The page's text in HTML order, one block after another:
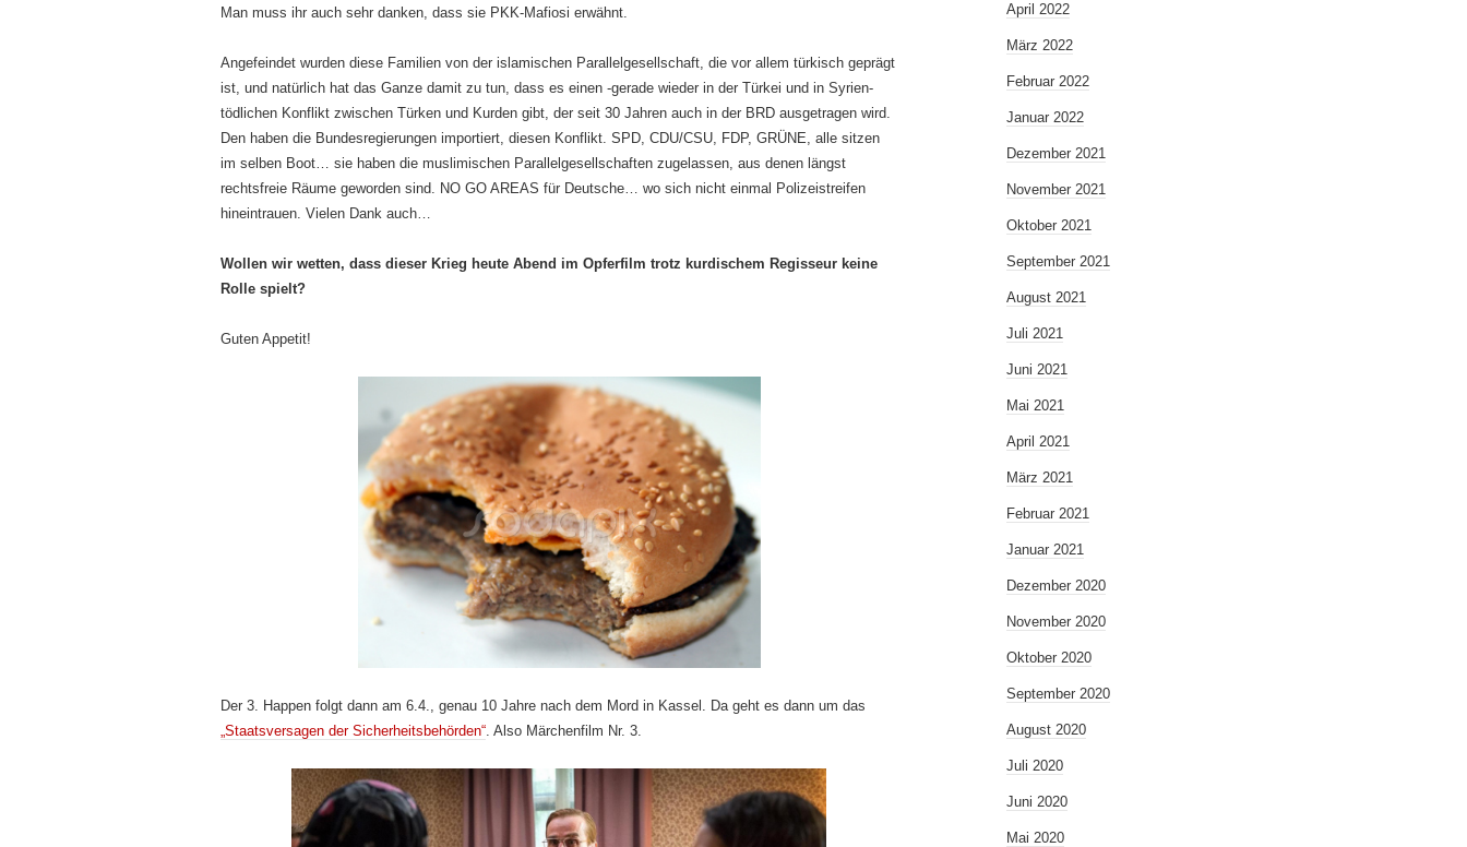
Man muss ihr auch sehr danken, dass sie PKK-Mafiosi erwähnt.
Angefeindet wurden diese Familien von der islamischen Parallelgesellschaft, die vor allem türkisch geprägt
ist, und natürlich hat das Ganze damit zu tun, dass es einen -gerade wieder in der Türkei und in Syrien-
tödlichen Konflikt zwischen Türken und Kurden gibt, der seit 30 Jahren auch in der BRD ausgetragen wird.
Den haben die Bundesregierungen importiert, diesen Konflikt. SPD, CDU/CSU, FDP, GRÜNE, alle sitzen
im selben Boot… sie haben die muslimischen Parallelgesellschaften zugelassen, aus denen längst
rechtsfreie Räume geworden sind. NO GO AREAS für Deutsche… wo sich nicht einmal Polizeistreifen
hineintrauen. Vielen Dank auch…
Wollen wir wetten, dass dieser Krieg heute Abend im Opferfilm trotz kurdischem Regisseur keine
Rolle spielt?
Guten Appetit!
Der 3. Happen folgt dann am 6.4., genau 10 Jahre nach dem Mord in Kassel. Da geht es dann um das
„Staatsversagen der Sicherheitsbehörden“. Also Märchenfilm Nr. 3.
April 2022
März 2022
Februar 2022
Januar 2022
Dezember 2021
November 2021
Oktober 2021
September 2021
August 2021
Juli 2021
Juni 2021
Mai 2021
April 2021
März 2021
Februar 2021
Januar 2021
Dezember 2020
November 2020
Oktober 2020
September 2020
August 2020
Juli 2020
Juni 2020
Mai 2020